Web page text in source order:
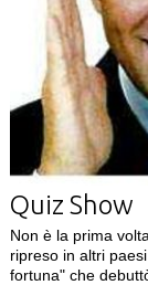
Quiz Show
Non è la prima
ripreso in altri
fortuna" che